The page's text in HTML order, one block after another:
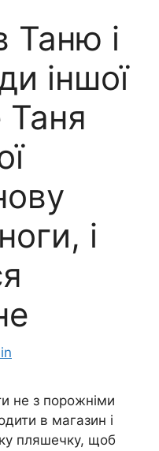
Таню і
іншої
Таня
і
не з порожніми
в магазин і
пляшечку, щоб